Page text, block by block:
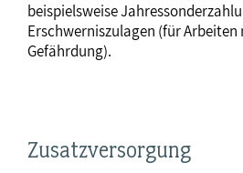
beispielsweise
Erschwerniszulagen (für
Gefährdung).
Zusatzversorgung